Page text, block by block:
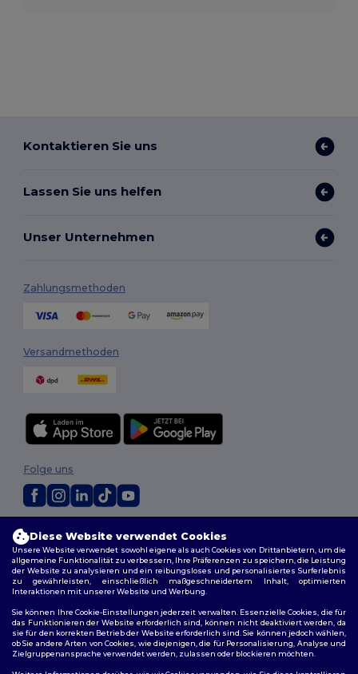
Kontaktieren Sie uns
Lassen Sie uns helfen
Unser Unternehmen
Zahlungsmethoden
Versandmethoden
2026. Alle Rechte vorbehalten
Allgemeine Geschäftsbedingungen
Personalisierungsrichtlinien|
Datenschutzbestimmungen|Cookie-Richtlinie|Site Map
Folge uns
Diese Website verwendet Cookies
Unsere Website verwendet sowohl eigene als auch Cookies von Drittanbietern, um die
allgemeine Funktionalität zu verbessern, Ihre Präferenzen zu speichern, die Leistung
der Website zu analysieren und ein reibungsloses und personalisiertes Surferlebnis
zu gewährleisten, einschließlich maßgeschneidertem Inhalt, optimierten
Interaktionen mit unserer Website und Werbung.
Sie können Ihre Cookie-Einstellungen jederzeit verwalten. Essenzielle Cookies, die für
das Funktionieren der Website erforderlich sind, können nicht deaktiviert werden, da
sie für den korrekten Betrieb der Website erforderlich sind. Sie können jedoch wählen,
ob Sie andere Arten von Cookies, wie diejenigen, die für Personalisierung, Analyse und
Zielgruppenansprache verwendet werden, zulassen oder blockieren möchten.